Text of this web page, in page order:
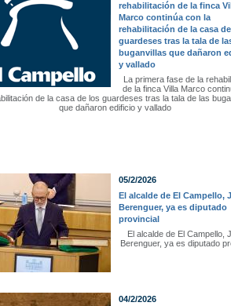
rehabilitación de la finca
Marco continúa con la
rehabilitación de la casa
guardeses tras la tala de
buganvillas que dañaron
y vallado
La primera fase de la
de la finca Villa Marco
de la casa de los guardeses tras la tala de las
que dañaron edificio y vallado
05/2/2026
El alcalde de El Campello,
Berenguer, ya es diputado
provincial
El alcalde de El Campello,
Berenguer, ya es diputado
04/2/2026